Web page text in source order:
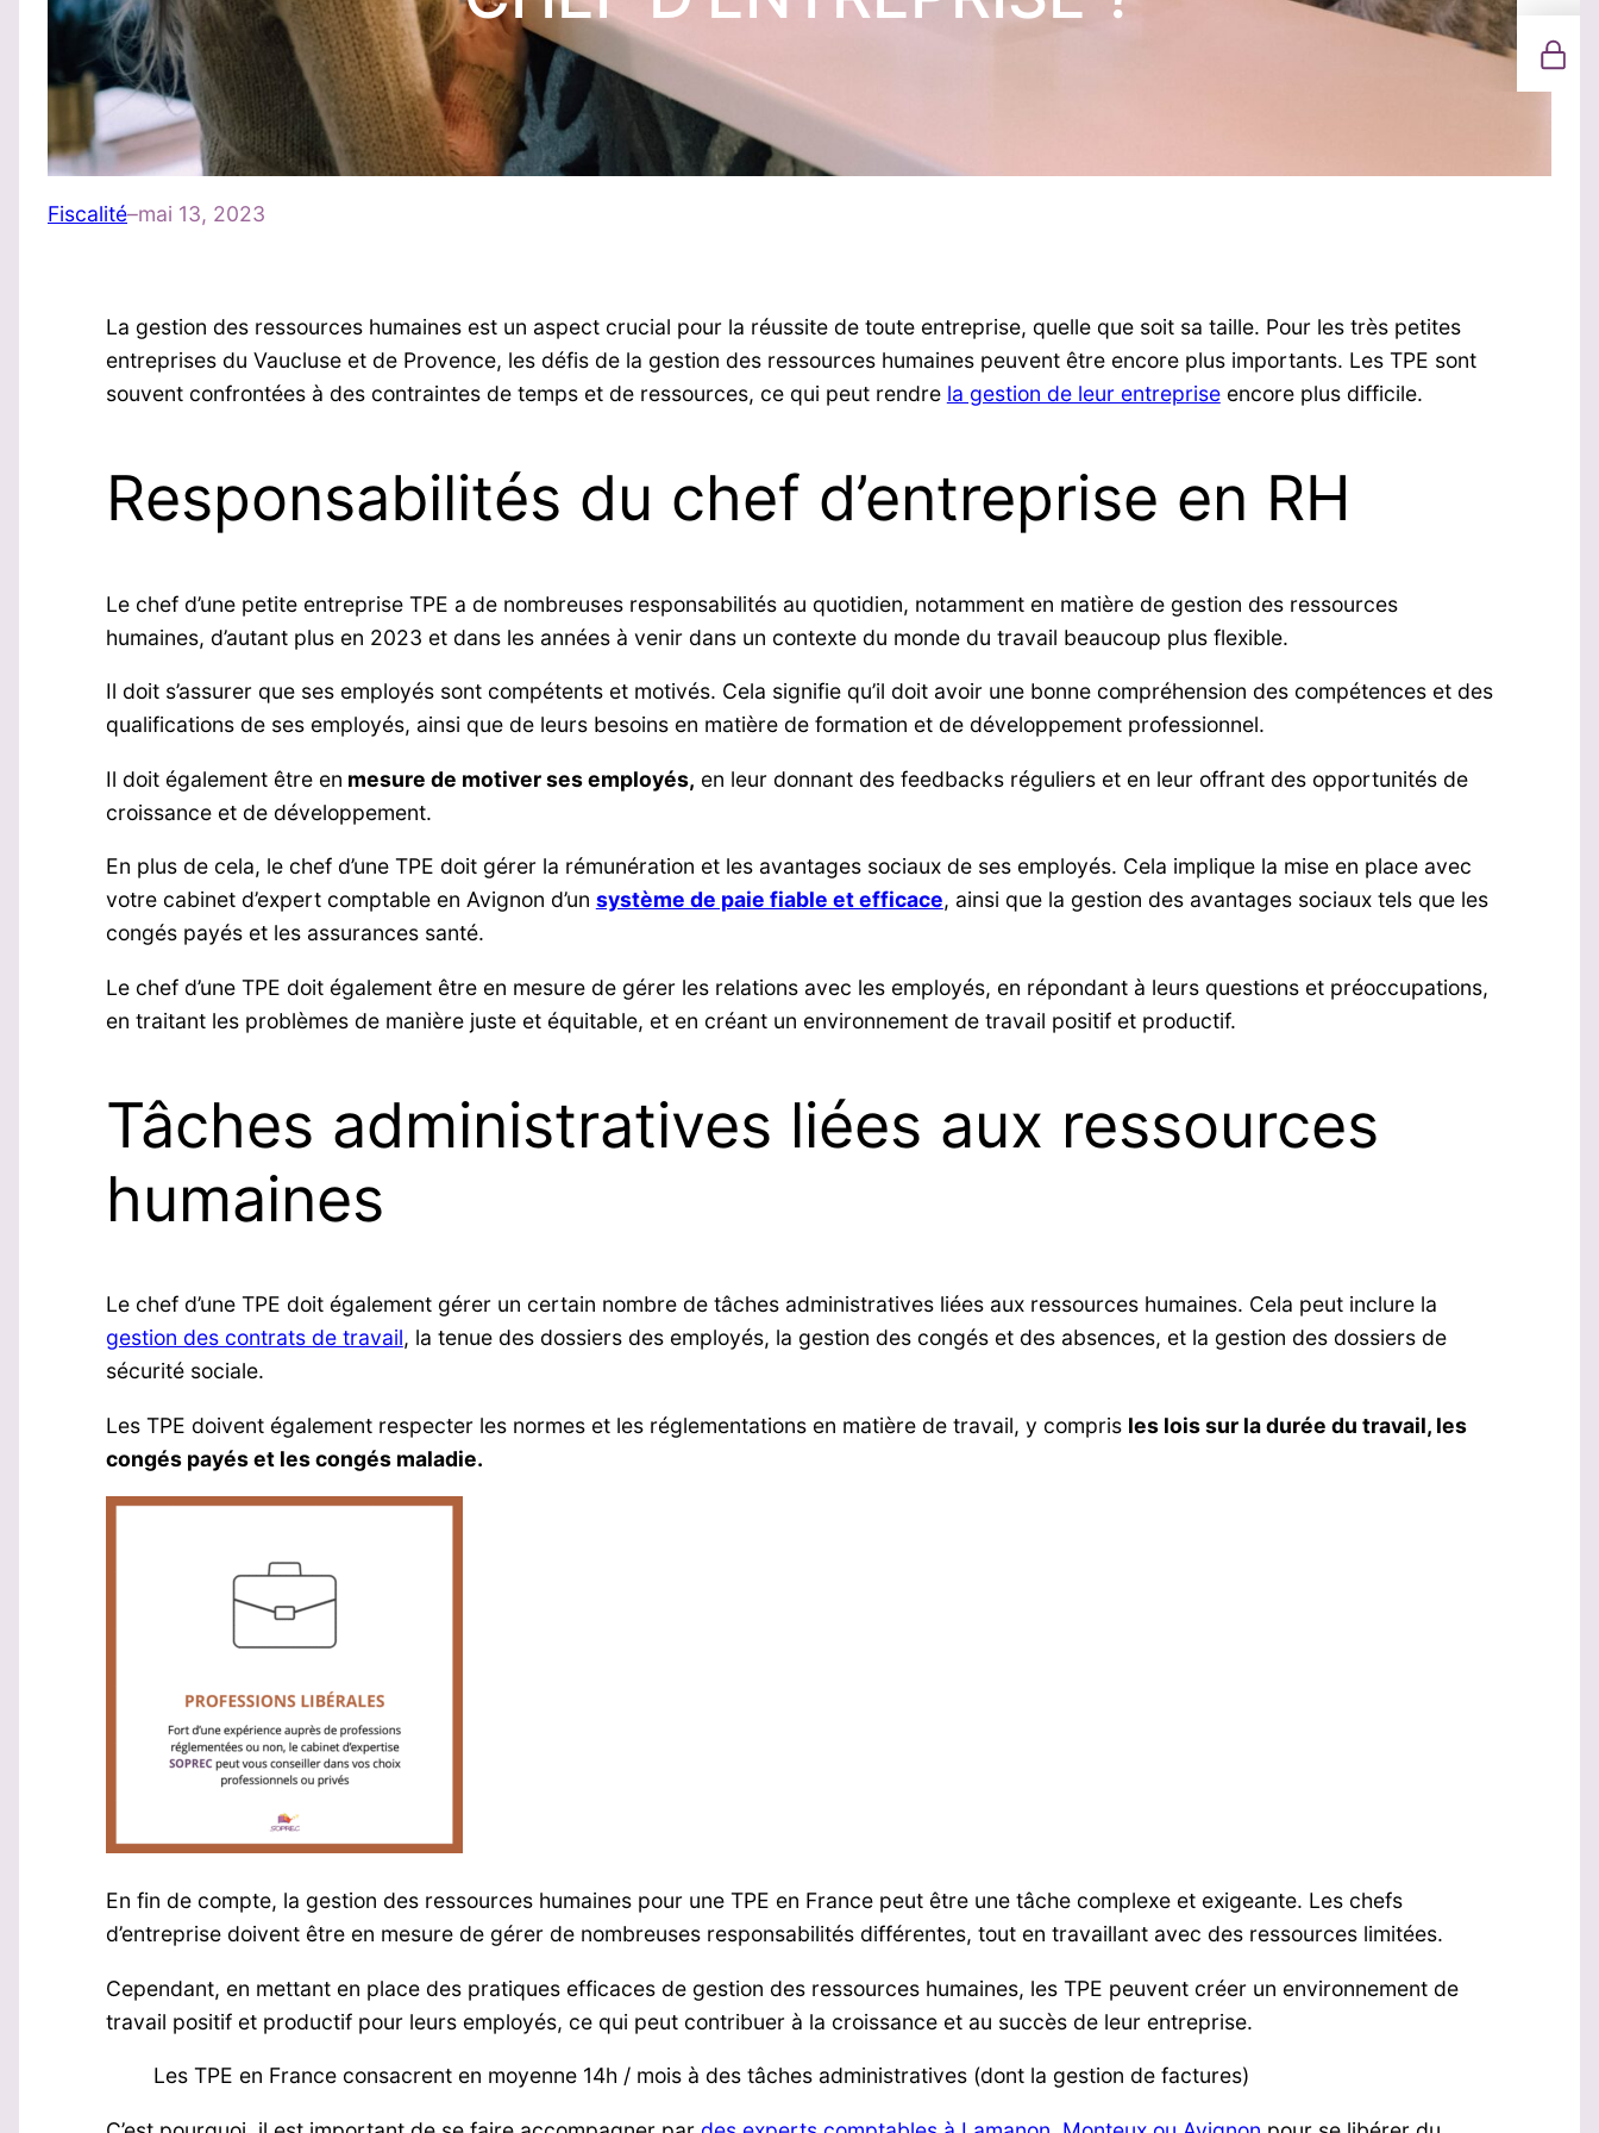
Fiscalité–mai 13, 2023
La gestion des ressources humaines est un aspect crucial pour la réussite de toute entreprise, quelle que soit sa taille. Pour les très petites
entreprises du Vaucluse et de Provence, les défis de la gestion des ressources humaines peuvent être encore plus importants. Les TPE sont
souvent confrontées à des contraintes de temps et de ressources, ce qui peut rendre la gestion de leur entrepriseencore plus difficile.
Responsabilités du chef d’entreprise en RH
Le chef d’une petite entreprise TPE a de nombreuses responsabilités au quotidien, notamment en matière de gestion des ressources
humaines, d’autant plus en 2023 et dans les années à venir dans un contexte du monde du travail beaucoup plus flexible.
Il doit s’assurer que ses employés sont compétents et motivés. Cela signifie qu’il doit avoir une bonne compréhension des compétences et des
qualifications de ses employés, ainsi que de leurs besoins en matière de formation et de développement professionnel.
Il doit également être en mesure de motiver ses employés, en leur donnant des feedbacks réguliers et en leur offrant des opportunités de
croissance et de développement.
En plus de cela, le chef d’une TPE doit gérer la rémunération et les avantages sociaux de ses employés. Cela implique la mise en place avec
votre cabinet d’expert comptable en Avignon d’un système de paie fiable et efficace, ainsi que la gestion des avantages sociaux tels que les
congés payés et les assurances santé.
Le chef d’une TPE doit également être en mesure de gérer les relations avec les employés, en répondant à leurs questions et préoccupations,
en traitant les problèmes de manière juste et équitable, et en créant un environnement de travail positif et productif.
Tâches administratives liées aux ressources
humaines
Le chef d’une TPE doit également gérer un certain nombre de tâches administratives liées aux ressources humaines. Cela peut inclure la
gestion des contrats de travail, la tenue des dossiers des employés, la gestion des congés et des absences, et la gestion des dossiers de
sécurité sociale.
Les TPE doivent également respecter les normes et les réglementations en matière de travail, y compris les lois sur la durée du travail, les
congés payés et les congés maladie.
En fin de compte, la gestion des ressources humaines pour une TPE en France peut être une tâche complexe et exigeante. Les chefs
d’entreprise doivent être en mesure de gérer de nombreuses responsabilités différentes, tout en travaillant avec des ressources limitées.
Cependant, en mettant en place des pratiques efficaces de gestion des ressources humaines, les TPE peuvent créer un environnement de
travail positif et productif pour leurs employés, ce qui peut contribuer à la croissance et au succès de leur entreprise.
Les TPE en France consacrent en moyenne 14h / mois à des tâches administratives (dont la gestion de factures)